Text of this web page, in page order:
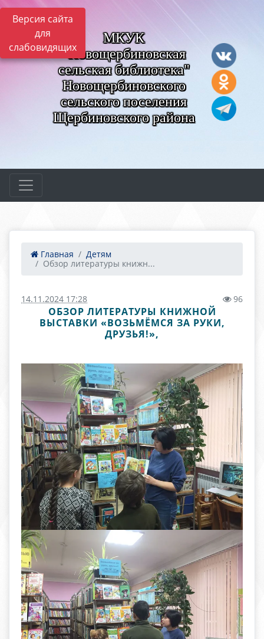
Версия сайта
для
слабовидящих
МКУК
"Новощербиновская
сельская библиотека"
Новощербиновского
сельского поселения
Щербиновского района
Главная
Детям
Обзор литературы книжн...
14.11.2024 17:28 96
ОБЗОР ЛИТЕРАТУРЫ КНИЖНОЙ
ВЫСТАВКИ «ВОЗЬМЁМСЯ ЗА РУКИ,
ДРУЗЬЯ!»,